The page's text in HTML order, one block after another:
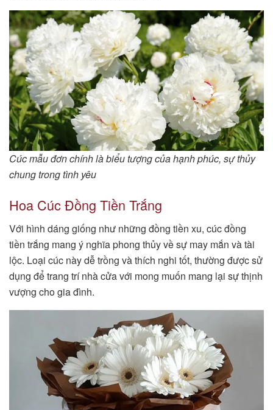
Cúc mẫu đơn chính là biểu tượng của hạnh phúc, sự thủy
chung trong tình yêu
Hoa Cúc Đồng Tiền Trắng
Với hình dáng giống như những đồng tiền xu, cúc đồng
tiền trắng mang ý nghĩa phong thủy về sự may mắn và tài
lộc. Loại cúc này dễ trồng và thích nghi tốt, thường được sử
dụng để trang trí nhà cửa với mong muốn mang lại sự thịnh
vượng cho gia đình.